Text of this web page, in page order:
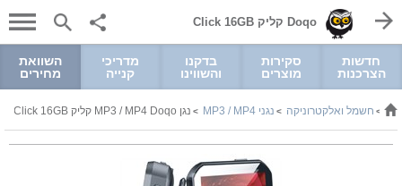
Doqo קליק Click 16GB
חדשות
הצרכנות
סקירות
מוצרים
בדקנו
והשווינו
מדריכי
קנייה
השוואת
מחירים
> חשמל ואלקטרוניקה > נגני MP3 / MP4 > נגן MP3 / MP4 Doqo קליק Click 16GB